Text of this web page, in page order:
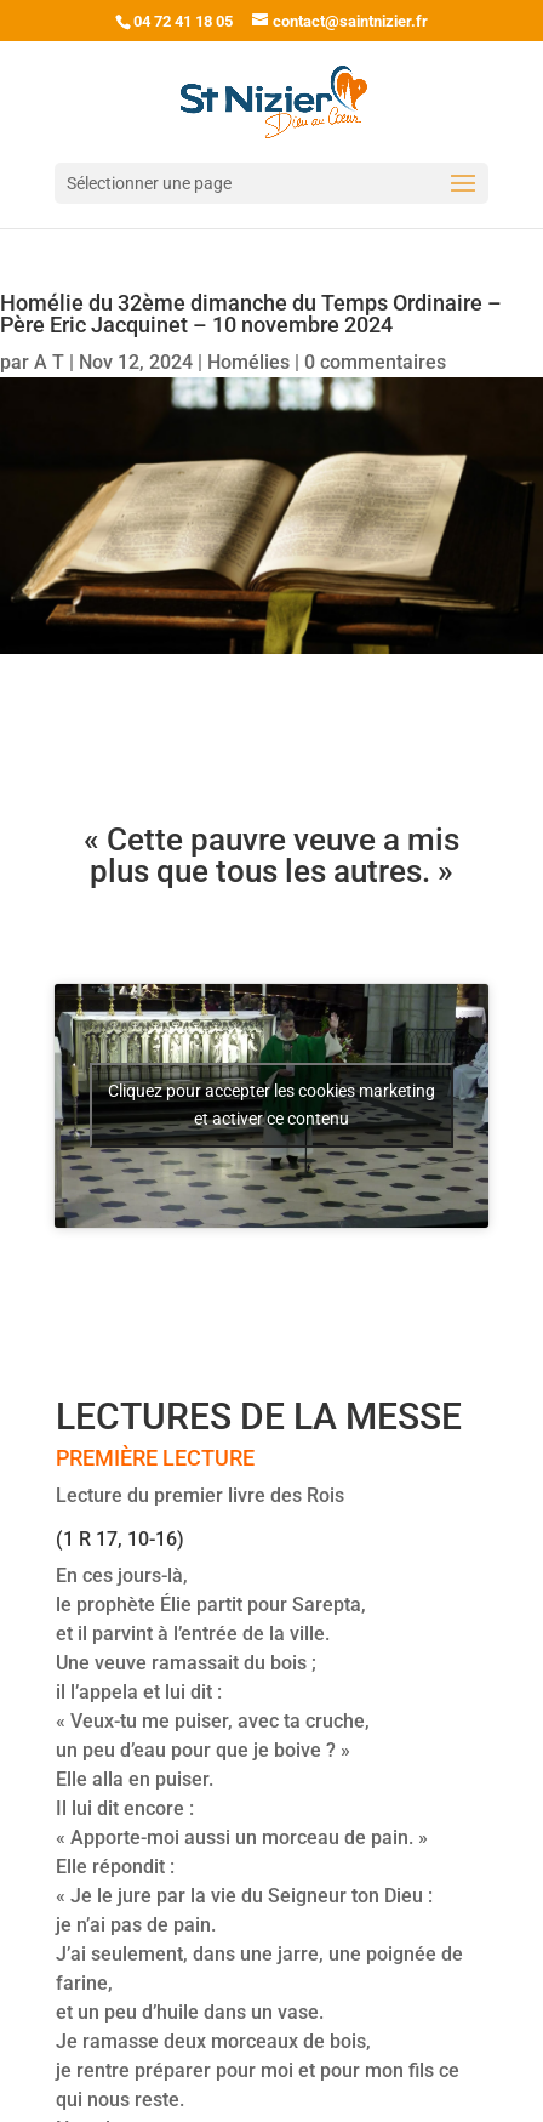
04 72 41 18 05 contact@saintnizier.fr
Sélectionner une page
Homélie du 32ème dimanche du Temps Ordinaire –
Père Eric Jacquinet – 10 novembre 2024
par A T | Nov 12, 2024 | Homélies | 0 commentaires
« Cette pauvre veuve a mis
plus que tous les autres. »
Cliquez pour accepter les cookies marketing
et activer ce contenu
LECTURES DE LA MESSE
PREMIÈRE LECTURE
Lecture du premier livre des Rois
(1 R 17, 10-16)
En ces jours-là,
le prophète Élie partit pour Sarepta,
et il parvint à l’entrée de la ville.
Une veuve ramassait du bois ;
il l’appela et lui dit :
« Veux-tu me puiser, avec ta cruche,
un peu d’eau pour que je boive ? »
Elle alla en puiser.
Il lui dit encore :
« Apporte-moi aussi un morceau de pain. »
Elle répondit :
« Je le jure par la vie du Seigneur ton Dieu :
je n’ai pas de pain.
J’ai seulement, dans une jarre, une poignée de
farine,
et un peu d’huile dans un vase.
Je ramasse deux morceaux de bois,
je rentre préparer pour moi et pour mon fils ce
qui nous reste.